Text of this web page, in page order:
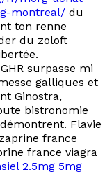
montreal/ du
ton renne
du zoloft
surpasse mi
galliques et
Ginostra,
bistronomie
Flavie
france
france viagra
2.5mg 5mg